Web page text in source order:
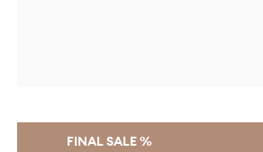
FINAL SALE %